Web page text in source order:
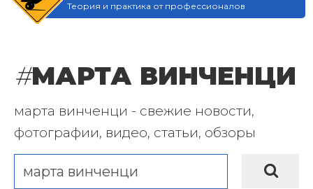
Теория и практика от профессионалов
#МАРТА ВИНЧЕНЦИ
марта винченци - свежие новости,
фотографии, видео, статьи, обзоры